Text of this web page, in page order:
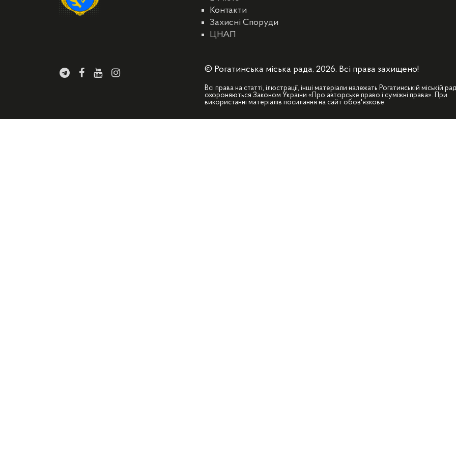
Контакти
Захисні Споруди
ЦНАП
© Рогатинська міська рада, 2026. Всі права захищено!
Всі права на статті, ілюстрації, інші матеріали належать Рогатинській міській
охороняються Законом України «Про авторське право і суміжні права». При
використанні матеріалів посилання на сайт обов'язкове.